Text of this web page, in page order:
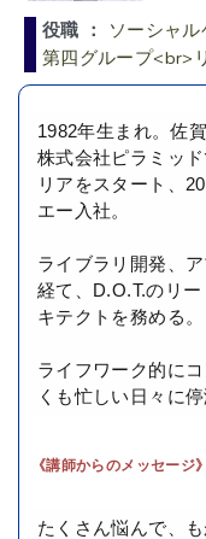
役職 ：
ソーシャ
第四グループ<br>
1982年生まれ。佐賀
株式会社ピラミッ
リアをスタート、
エー入社。
ライブラリ開発、
経て、D.O.T.のリ
キテクトを務める。
ライフワーク的に
くも忙しい日々に停
《講師からのメッセージ》
たくさん悩んで、